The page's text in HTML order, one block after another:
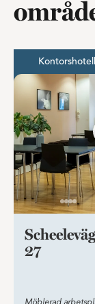
Kontorshotell
27